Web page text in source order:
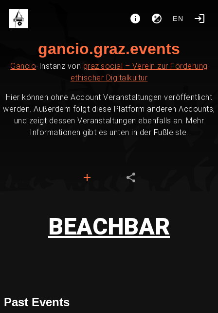
EN
gancio.graz.events
Gancio-Instanz von graz.social – Verein zur Förderung
ethischer Digitalkultur
Hier können ohne Account Veranstaltungen veröffentlicht
werden. Außerdem folgt diese Platform anderen Accounts,
und zeigt dessen Veranstaltungen ebenfalls an. Mehr
Informationen gibt es unten in der Fußleiste.
BEACHBAR
Past Events